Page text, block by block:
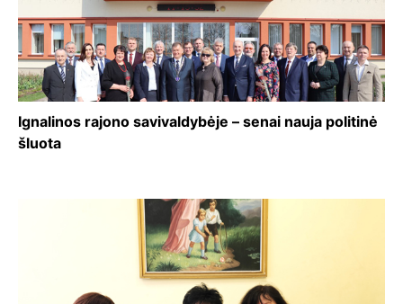
Ignalinos rajono savivaldybėje – senai nauja politinė
šluota